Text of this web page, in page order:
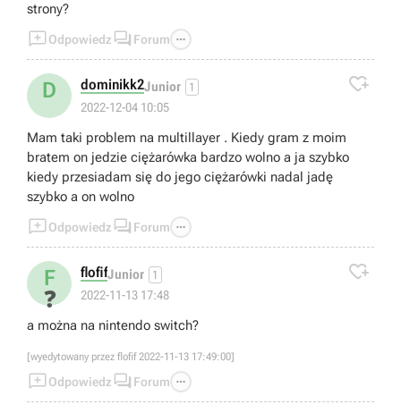
strony?
Odpowiedz  Forum 
D dominikk2Junior 1
2022-12-04 10:05

Mam taki problem na multillayer . Kiedy gram z moim
bratem on jedzie ciężarówka bardzo wolno a ja szybko
kiedy przesiadam się do jego ciężarówki nadal jadę
szybko a on wolno
Odpowiedz  Forum 
F
❓
flofifJunior 1
2022-11-13 17:48

a można na nintendo switch?
[wyedytowany przez flofif 2022-11-13 17:49:00]
Odpowiedz  Forum 